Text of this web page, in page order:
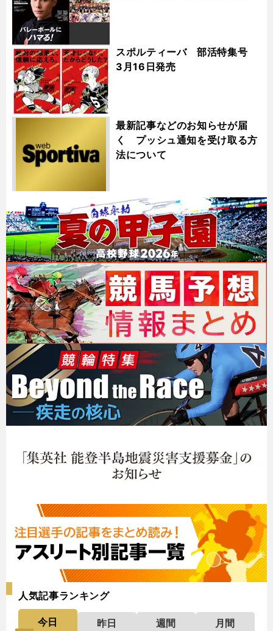
スポルティーバ 部活特集号
3月16日発売
最新記事などのお知らせが届
く プッシュ通知を受け取る方
法について
人気記事ランキング
今日 昨日 週間 月間